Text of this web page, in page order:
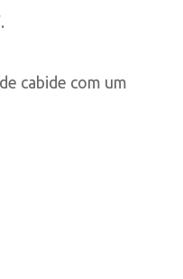
cabide com um